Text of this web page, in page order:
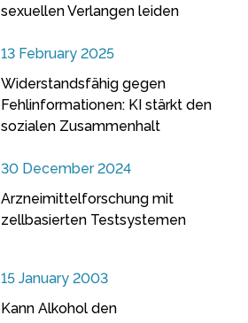
sexuellen Verlangen leiden
13 February 2025
Widerstandsfähig gegen
Fehlinformationen: KI stärkt den
sozialen Zusammenhalt
30 December 2024
Arzneimittelforschung mit
zellbasierten Testsystemen
15 January 2003
Kann Alkohol den